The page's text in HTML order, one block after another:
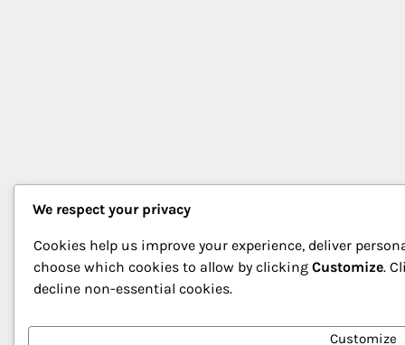
We respect your privacy
Cookies help us improve your experience, deliver
choose which cookies to allow by clicking Customize.
decline non-essential cookies.
Customize